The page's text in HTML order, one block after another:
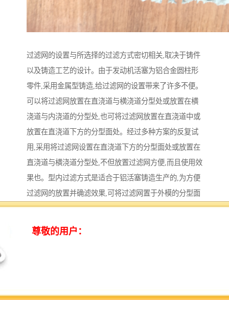
过滤网的设置与所选择的过滤方式密切相关,取决于铸件
以及铸造工艺的设计。由于发动机活塞为铝合金圆柱形
零件,采用金属型铸造,给过滤网的设置带来了许多不便。
可以将过滤网放置在直浇道与横浇道分型处或放置在横
浇道与内浇道的分型处,也可将过滤网放置在直浇道中或
放置在直浇道下方的分型面处。经过多种方案的反复试
用,采用将过滤网设置在直浇道下方的分型面处或放置在
直浇道与横浇道分型处,不但放置过滤网方便,而且使用效
果也。型内过滤方式是适合于铝活塞铸造生产的,为方便
过滤网的放置并确滤效果,可将过滤网置于外模的分型面
处,直浇道设置在一个半型上,横浇道设置在另一个半型